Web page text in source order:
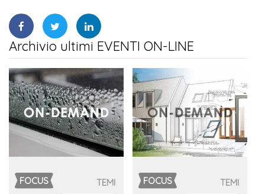
Archivio ultimi EVENTI ON-LINE
FOCUS TEMI FOCUS TEMI